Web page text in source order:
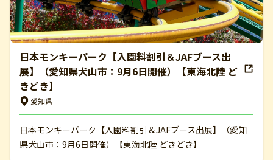
日本モンキーパーク【入園料割引＆JAFブース出
展】（愛知県犬山市：9月6日開催）【東海北陸 ど
きどき】
愛知県
日本モンキーパーク【入園料割引＆JAFブース出展】（愛知
県犬山市：9月6日開催）【東海北陸 どきどき】